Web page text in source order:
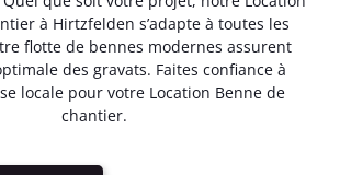
à Hirtzfelden s’adapte à toutes les
flotte de bennes modernes assurent
des gravats. Faites confiance à
locale pour votre Location Benne de
chantier.